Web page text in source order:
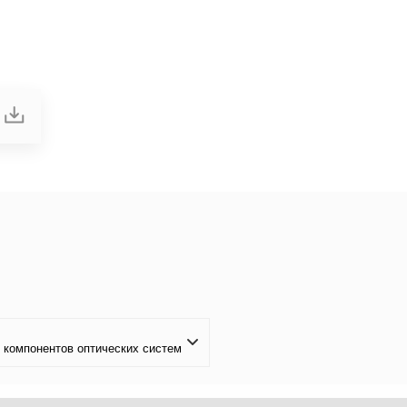
оптических систем